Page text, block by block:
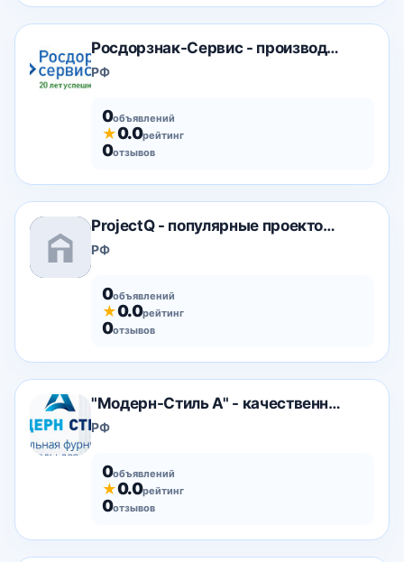
Росдорзнак-Сервис - производство дорожных знаков
РФ
0объявлений
★0.0рейтинг
0отзывов
ProjectQ - популярные проекторы в наличии
РФ
0объявлений
★0.0рейтинг
0отзывов
"Модерн-Стиль А" - качественные кухонные фасады
РФ
0объявлений
★0.0рейтинг
0отзывов